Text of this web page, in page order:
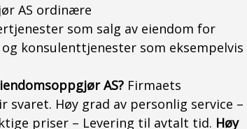
AS ordinære
som salg av eiendom for
konsulenttjenester som eksempelvis
AS?Firmaets
svaret. Høy grad av personlig service –
priser – Levering til avtalt tid. Høy